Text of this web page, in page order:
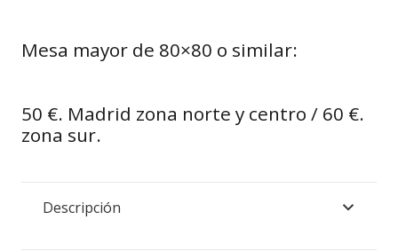
Mesa mayor de 80×80 o similar:
50 €. Madrid zona norte y centro / 60 €.
zona sur.
Descripción